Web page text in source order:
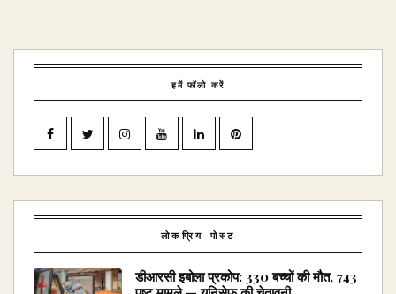
हमें फॉलो करें
लोकप्रिय पोस्ट
डीआरसी इबोला प्रकोप: 330 बच्चों की मौत, 743